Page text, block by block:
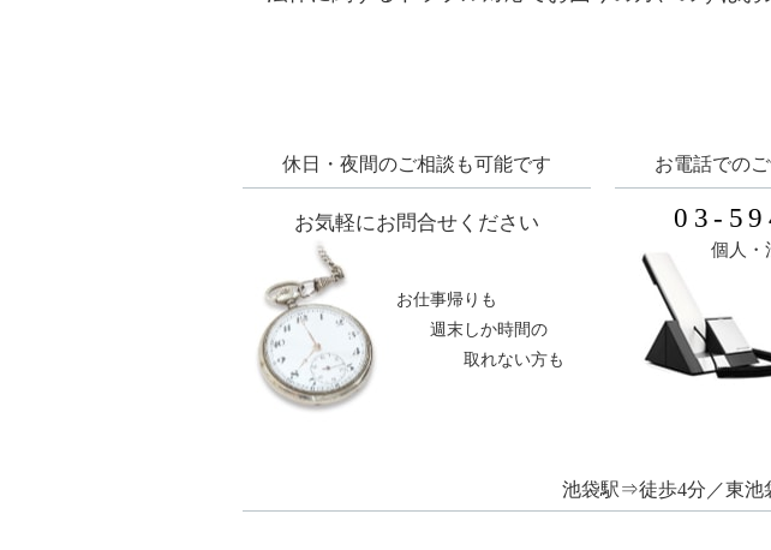
休日・夜間のご相談も可能です
お気軽にお問合せください
お仕事帰りも
週末しか時間の
取れない方も
お電話での
03-
個人・
池袋駅⇒徒歩4分／東